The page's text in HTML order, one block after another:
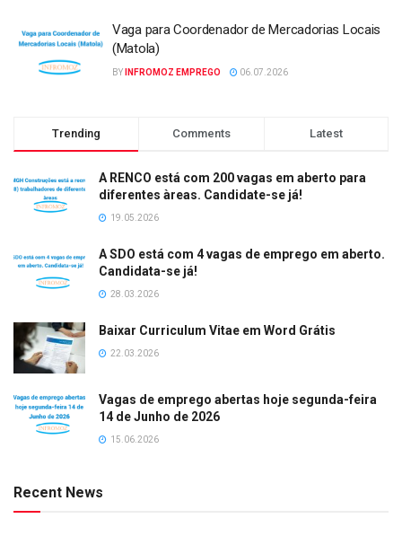
Vaga para Coordenador de Mercadorias Locais
(Matola)
BY INFROMOZ EMPREGO 06.07.2026
Trending Comments Latest
A RENCO está com 200 vagas em aberto para
diferentes àreas. Candidate-se já!
19.05.2026
A SDO está com 4 vagas de emprego em aberto.
Candidata-se já!
28.03.2026
Baixar Curriculum Vitae em Word Grátis
22.03.2026
Vagas de emprego abertas hoje segunda-feira
14 de Junho de 2026
15.06.2026
Recent News